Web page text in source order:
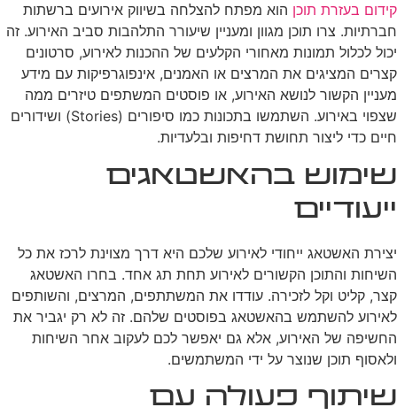
קידום בעזרת תוכן הוא מפתח להצלחה בשיווק אירועים ברשתות
חברתיות. צרו תוכן מגוון ומעניין שיעורר התלהבות סביב האירוע. זה
יכול לכלול תמונות מאחורי הקלעים של ההכנות לאירוע, סרטונים
קצרים המציגים את המרצים או האמנים, אינפוגרפיקות עם מידע
מעניין הקשור לנושא האירוע, או פוסטים המשתפים טיזרים ממה
שצפוי באירוע. השתמשו בתכונות כמו סיפורים (Stories) ושידורים
חיים כדי ליצור תחושת דחיפות ובלעדיות.
שימוש בהאשטאגים
ייעודיים
יצירת האשטאג ייחודי לאירוע שלכם היא דרך מצוינת לרכז את כל
השיחות והתוכן הקשורים לאירוע תחת תג אחד. בחרו האשטאג
קצר, קליט וקל לזכירה. עודדו את המשתתפים, המרצים, והשותפים
לאירוע להשתמש בהאשטאג בפוסטים שלהם. זה לא רק יגביר את
החשיפה של האירוע, אלא גם יאפשר לכם לעקוב אחר השיחות
ולאסוף תוכן שנוצר על ידי המשתמשים.
שיתוף פעולה עם